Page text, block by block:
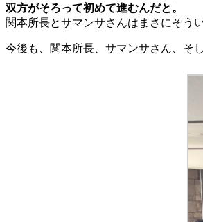
双方がそろって初めて進むんだと。
関本所長とサマンサさんはまさにそう
今後も、関本所長、サマンサさん、そ